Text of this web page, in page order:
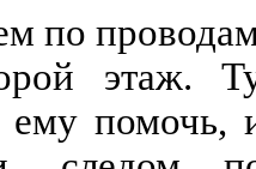
по
этаж.
помочь,